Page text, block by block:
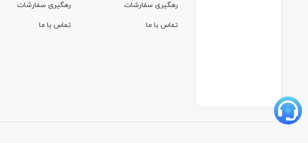
رهگیری سفارشات
تماس با ما
رهگیری سفارشات
تماس با ما